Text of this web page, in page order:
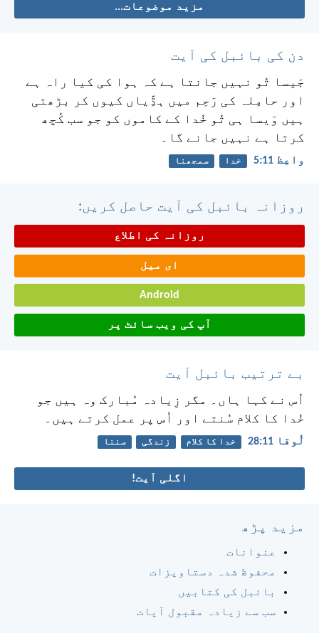
مزید موضوعات...
دن کی بائبل کی آیت
جَیسا تُو نہیں جانتا ہے کہ ہوا کی کیا راہ ہے
اور حامِلہ کی رَحِم میں ہڈِّیاں کیوں کر بڑھتی
ہیں وَیسا ہی تُو خُدا کے کاموں کو جو سب کُچھ
کرتا ہے نہیں جانے گا۔
واعِظ 11:‏5 خدا سمجھنا
روزانہ بائبل کی آیت حاصل کریں:
روزانہ کی اطلاع
ای میل
Android
آپ کی ویب سائٹ پر
بے ترتیب بائبل آیت
اُس نے کہا ہاں۔ مگر زِیادہ مُبارک وہ ہیں جو
خُدا کا کلام سُنتے اور اُس پر عمل کرتے ہیں۔
لُوقا 11:‏28 خدا کا کلام زندگی سننا
اگلی آیت!
مزید پڑھ
عنوانات
محفوظ شدہ دستاویزات
بائبل کی کتابیں
سب سے زیادہ مقبول آیات